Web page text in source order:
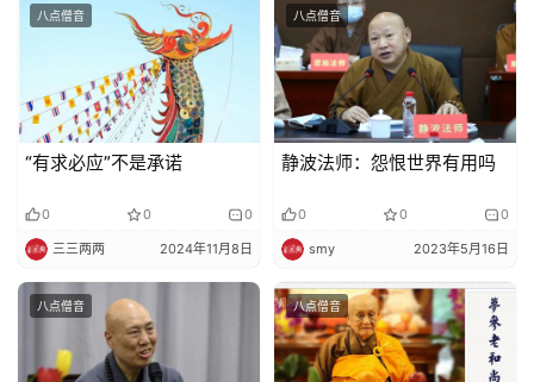
免
明
八点僧音
“有求必应”不是承诺
0 0 0
三三两两 2024年11月8日
八点僧音
静波法师：怨恨世界有用吗
0 0 0
smy 2023年5月16日
八点僧音 八点僧音